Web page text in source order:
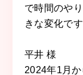
で時間のや
きな変化です
平井 様
2024年1月